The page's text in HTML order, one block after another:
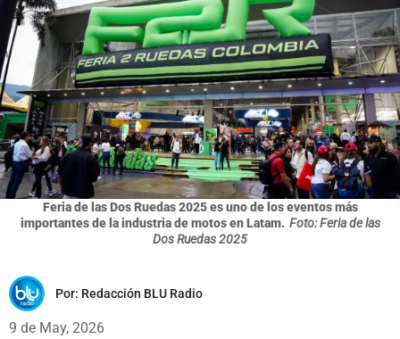
Feria de las Dos Ruedas 2025 es uno de los eventos más
importantes de la industria de motos en Latam. Foto: Feria de las
Dos Ruedas 2025
Por: Redacción BLU Radio
9 de May, 2026